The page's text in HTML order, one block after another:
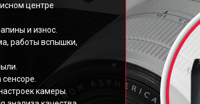
центре
и износ.
работы вспышки,
камеры.